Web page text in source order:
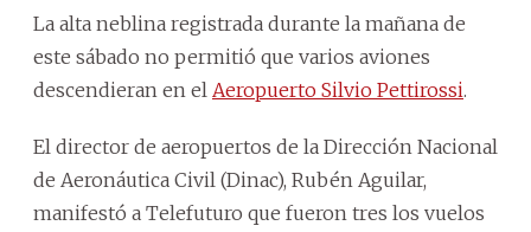
La alta neblina registrada durante la mañana de
este sábado no permitió que varios aviones
descendieran en el Aeropuerto Silvio Pettirossi.
El director de aeropuertos de la Dirección Nacional
de Aeronáutica Civil (Dinac), Rubén Aguilar,
manifestó a Telefuturo que fueron tres los vuelos